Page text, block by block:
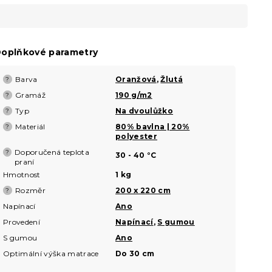
parametry
? Barva Oranžová ,Žlutá
? Gramáž 190 g/m2
? Typ Na dvoulůžko
? Materiál
80% bavlna | 20%
polyester
?
Doporučená teplota
praní
30 - 40 °C
Hmotnost 1 kg
? Rozměr
200 x 220 cm
Napínací
Ano
Provedení
Napínací, S gumou
S gumou
Ano
Optimální výška matrace
Do 30 cm